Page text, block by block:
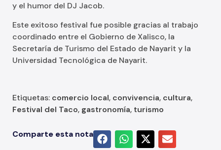
y el humor del DJ Jacob.
Este exitoso festival fue posible gracias al trabajo
coordinado entre el Gobierno de Xalisco, la
Secretaría de Turismo del Estado de Nayarit y la
Universidad Tecnológica de Nayarit.
Etiquetas: comercio local, convivencia, cultura,
Festival del Taco, gastronomía, turismo
Comparte esta nota